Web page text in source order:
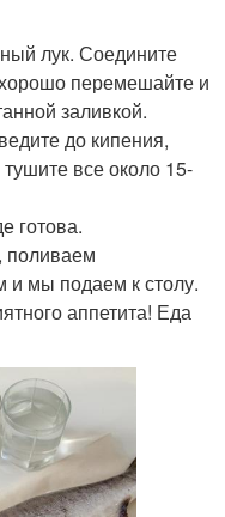
лук. Соедините
перемешайте и
заливкой.
до кипения,
все около 15-
готова.
поливаем
мы подаем к столу.
аппетита! Еда